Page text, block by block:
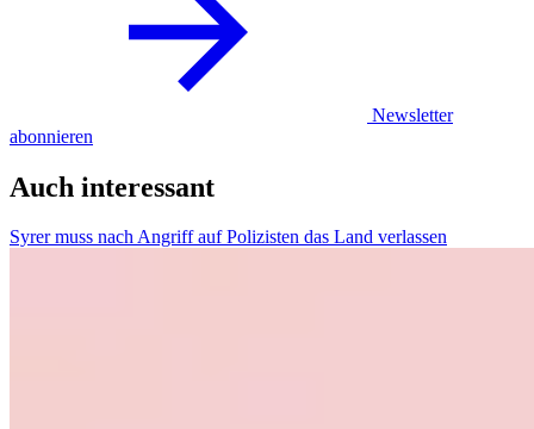
Newsletter
abonnieren
Auch interessant
Syrer muss nach Angriff auf Polizisten das Land verlassen